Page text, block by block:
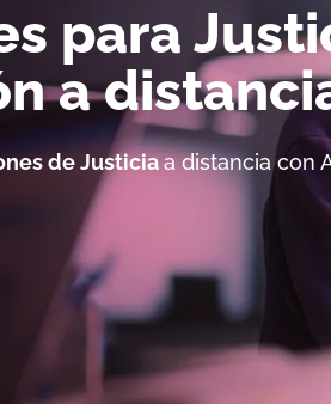
para
a
de Justiciaa distancia con